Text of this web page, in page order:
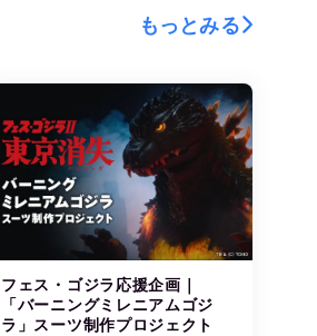
もっとみる
フェス・ゴジラ応援企画｜
「バーニングミレニアムゴジ
ラ」スーツ制作プロジェクト